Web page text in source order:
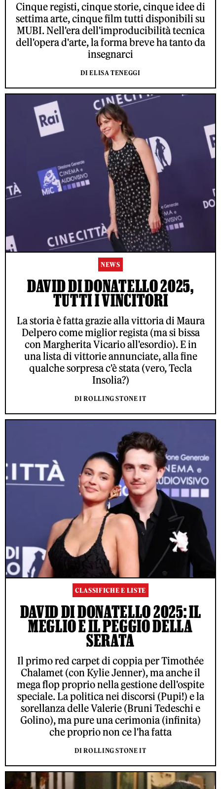
Cinque registi, cinque storie, cinque idee di
settima arte, cinque film tutti disponibili su
MUBI. Nell'era dell'improducibilità tecnica
dell'opera d'arte, la forma breve ha tanto da
insegnarci
DI ELISA TENEGGI
NEWS
DAVID DI DONATELLO 2025,
TUTTI I VINCITORI
La storia è fatta grazie alla vittoria di Maura
Delpero come miglior regista (ma si bissa
con Margherita Vicario all'esordio). E in
una lista di vittorie annunciate, alla fine
qualche sorpresa c'è stata (vero, Tecla
Insolia?)
DI ROLLING STONE IT
CLASSIFICHE E LISTE
DAVID DI DONATELLO 2025: IL
MEGLIO E IL PEGGIO DELLA
SERATA
Il primo red carpet di coppia per Timothée
Chalamet (con Kylie Jenner), ma anche il
mega flop proprio nella gestione dell'ospite
speciale. La politica nei discorsi (Pupi!) e la
sorellanza delle Valerie (Bruni Tedeschi e
Golino), ma pure una cerimonia (infinita)
che proprio non ce l'ha fatta
DI ROLLING STONE IT